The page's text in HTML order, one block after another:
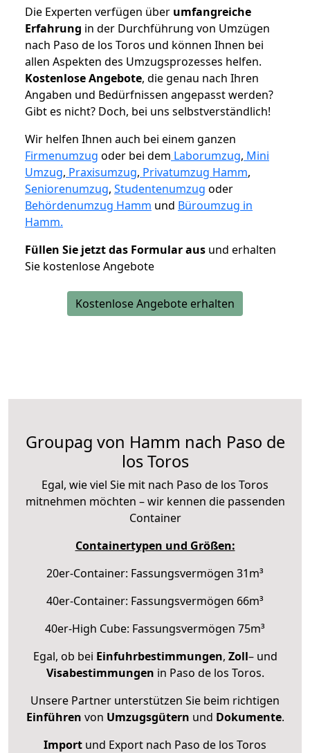
Die Experten verfügen über umfangreiche
Erfahrung in der Durchführung von Umzügen
nach Paso de los Toros und können Ihnen bei
allen Aspekten des Umzugsprozesses helfen.
Kostenlose Angebote, die genau nach Ihren
Angaben und Bedürfnissen angepasst werden?
Gibt es nicht? Doch, bei uns selbstverständlich!
Wir helfen Ihnen auch bei einem ganzen
Firmenumzug oder bei dem Laborumzug, Mini
Umzug, Praxisumzug, Privatumzug Hamm,
Seniorenumzug, Studentenumzug oder
Behördenumzug Hamm und Büroumzug in
Hamm.
Füllen Sie jetzt das Formular aus und erhalten
Sie kostenlose Angebote
Kostenlose Angebote erhalten
Groupag von Hamm nach Paso de
los Toros
Egal, wie viel Sie mit nach Paso de los Toros
mitnehmen möchten – wir kennen die passenden
Container
Containertypen und Größen:
20er-Container: Fassungsvermögen 31m³
40er-Container: Fassungsvermögen 66m³
40er-High Cube: Fassungsvermögen 75m³
Egal, ob bei Einfuhrbestimmungen, Zoll– und
Visabestimmungen in Paso de los Toros.
Unsere Partner unterstützen Sie beim richtigen
Einführen von Umzugsgütern und Dokumente.
Import und Export nach Paso de los Toros